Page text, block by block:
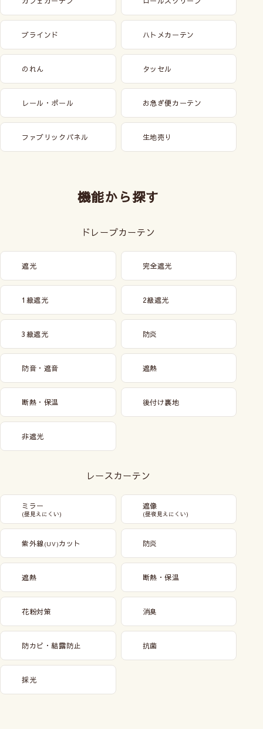
ブラインド ハトメカーテン
のれん タッセル
レール・ポール お急ぎ便カーテン
ファブリックパネル 生地売り
機能から探す
ドレープカーテン
遮光 完全遮光
1級遮光 2級遮光
3級遮光 防炎
防音・遮音 遮熱
断熱・保温 後付け裏地
非遮光
レースカーテン
ミラー
(昼見えにくい)
遮像
(昼夜見えにくい)
紫外線(UV)カット 防炎
遮熱 断熱・保温
花粉対策 消臭
防カビ・結露防止 抗菌
採光